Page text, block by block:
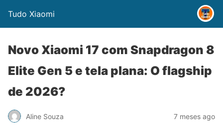
Tudo Xiaomi
Novo Xiaomi 17 com Snapdragon 8
Elite Gen 5 e tela plana: O flagship
de 2026?
Aline Souza 7 meses ago